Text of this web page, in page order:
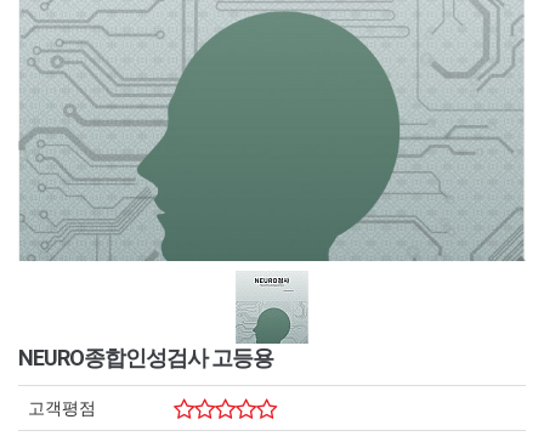
NEURO종합인성검사 고등용
고객평점